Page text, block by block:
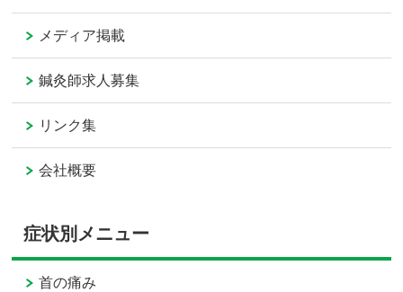
メディア掲載
鍼灸師求人募集
リンク集
会社概要
症状別メニュー
首の痛み